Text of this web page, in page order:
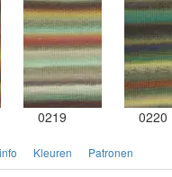
0219 0220
Kleuren Patronen